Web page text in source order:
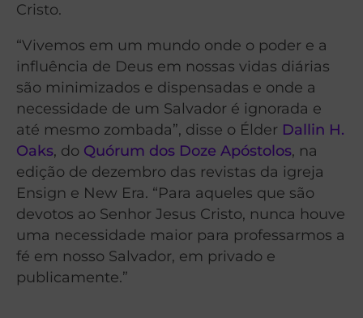
Cristo.
“Vivemos em um mundo onde o poder e a
influência de Deus em nossas vidas diárias
são minimizados e dispensadas e onde a
necessidade de um Salvador é ignorada e
até mesmo zombada”, disse o Élder Dallin H.
Oaks, do Quórum dos Doze Apóstolos, na
edição de dezembro das revistas da igreja
Ensign e New Era. “Para aqueles que são
devotos ao Senhor Jesus Cristo, nunca houve
uma necessidade maior para professarmos a
fé em nosso Salvador, em privado e
publicamente.”